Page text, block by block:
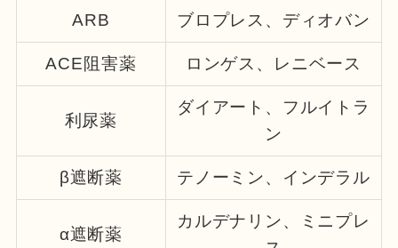
ARB ブロプレス、ディオバン
ACE阻害薬 ロンゲス、レニベース
利尿薬
ダイアート、フルイトラ
ン
β遮断薬 テノーミン、インデラル
α遮断薬
カルデナリン、ミニプレ